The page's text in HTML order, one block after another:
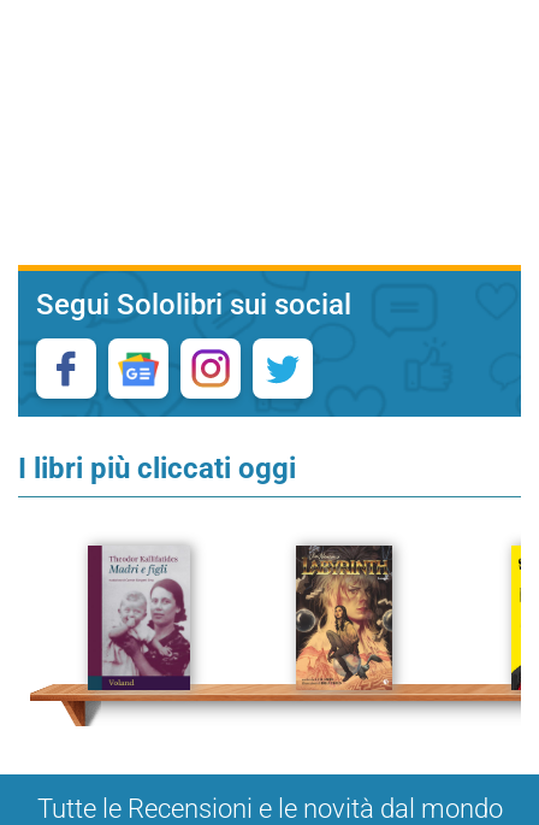
Segui Sololibri sui social
I libri più cliccati oggi
Tutte le Recensioni e le novità dal mondo